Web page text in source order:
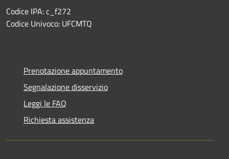
Codice IPA: c_f272
Codice Univoco: UFCMTQ
Prenotazione appuntamento
Segnalazione disservizio
Leggi le FAQ
Richiesta assistenza